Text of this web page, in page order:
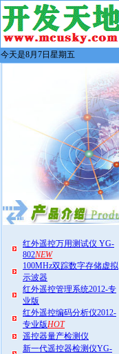
今天是8月7日星期五
红外遥控万用测试仪 YG-
802NEW
100MHz双踪数字存储虚拟
示波器
红外遥控管理系统2012-专
业版
红外遥控编码分析仪2012-
专业版HOT
遥控器量产检测仪
新一代遥控器检测仪YG-